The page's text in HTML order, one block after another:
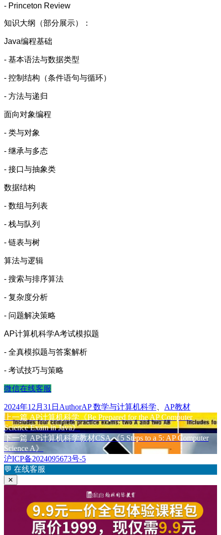
- Princeton Review
知识大纲（部分展示）：
Java编程基础
- 基本语法与数据类型
- 控制结构（条件语句与循环）
- 方法与递归
面向对象编程
- 类与对象
- 继承与多态
- 接口与抽象类
数据结构
- 数组与列表
- 栈与队列
- 链表与树
算法与逻辑
- 搜索与排序算法
- 复杂度分析
- 问题解决策略
AP计算机科学A考试模拟题
- 全真模拟题与答案解析
- 考试技巧与策略
微信在线客服
发
布
于
2024年12月31日 作
者
Author分
类
AP 数学与计算机科学、 AP教材
文
章
导
航
上一篇上
篇
文
章：
AP计算机科学《Be Prepared for the AP Computer
Science Exam in Java》
下一篇 下
篇
文
章：
AP计算机科学教材CSA 《5 Steps to a 5: AP Computer
Science A》
沪ICP备2024095673号-5
💬 在线客服
✕